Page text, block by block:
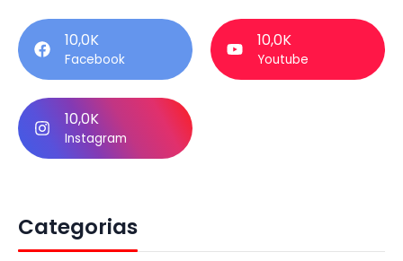
10,0K
Facebook
10,0K
Youtube
10,0K
Instagram
Categorias